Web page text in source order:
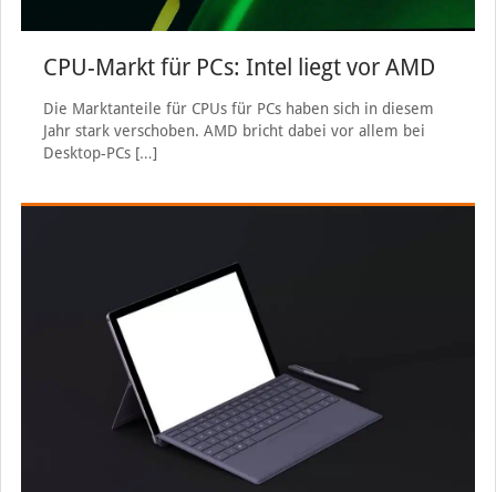
CPU-Markt für PCs: Intel liegt vor AMD
Die Marktanteile für CPUs für PCs haben sich in diesem
Jahr stark verschoben. AMD bricht dabei vor allem bei
Desktop-PCs[…]